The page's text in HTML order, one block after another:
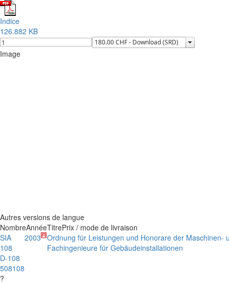
Indice
126.882 KB
Image
Autres versions de langue
NombreAnnéeTitrePrix / mode de livraison
SIA
108
D-108
508108
?
2003
Ordnung für Leistungen und Honorare der Maschinen-
Fachingenieure für Gebäudeinstallationen